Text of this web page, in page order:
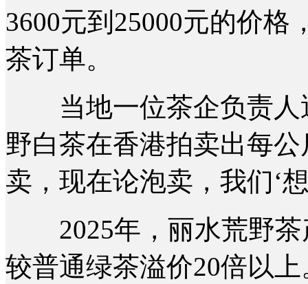
3600元到25000元的价格
茶订单。
当地一位茶企负责人
野白茶在香港拍卖出每
卖，现在论泡卖，我们‘
2025年，丽水荒野茶
较普通绿茶溢价20倍以